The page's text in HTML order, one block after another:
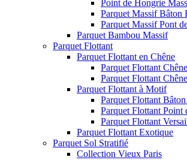
Point de Hongrie
Parquet Massif Bâton
Parquet Massif Pont
Parquet Bambou Massif
Parquet Flottant
Parquet Flottant en Chêne
Parquet Flottant
Parquet Flottant
Parquet Flottant à Motif
Parquet Flottant
Parquet Flottant Point
Parquet Flottant
Parquet Flottant Exotique
Parquet Sol Stratifié
Collection Vieux Paris